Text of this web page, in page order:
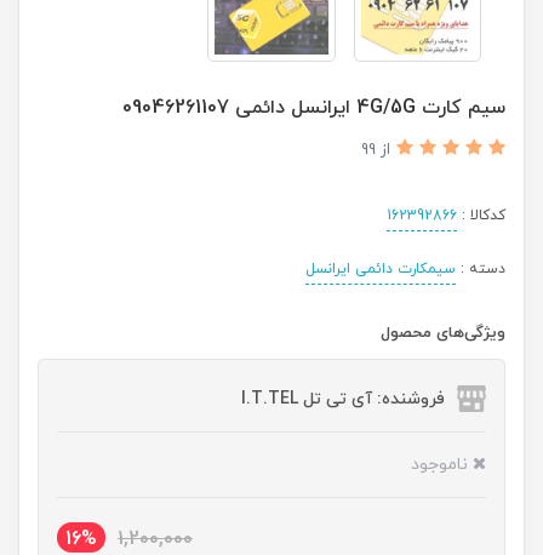
سیم کارت 4G/5G ایرانسل دائمی 09046261107
از 99
کدکالا : 162392866
دسته : سیمکارت دائمی ایرانسل
ویژگی‌های محصول
فروشنده: آی تی تل I.T.TEL
ناموجود
1,200,000
16%